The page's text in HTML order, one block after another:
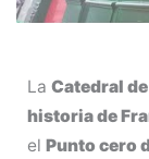
La Catedral
historia de
el Punto cero